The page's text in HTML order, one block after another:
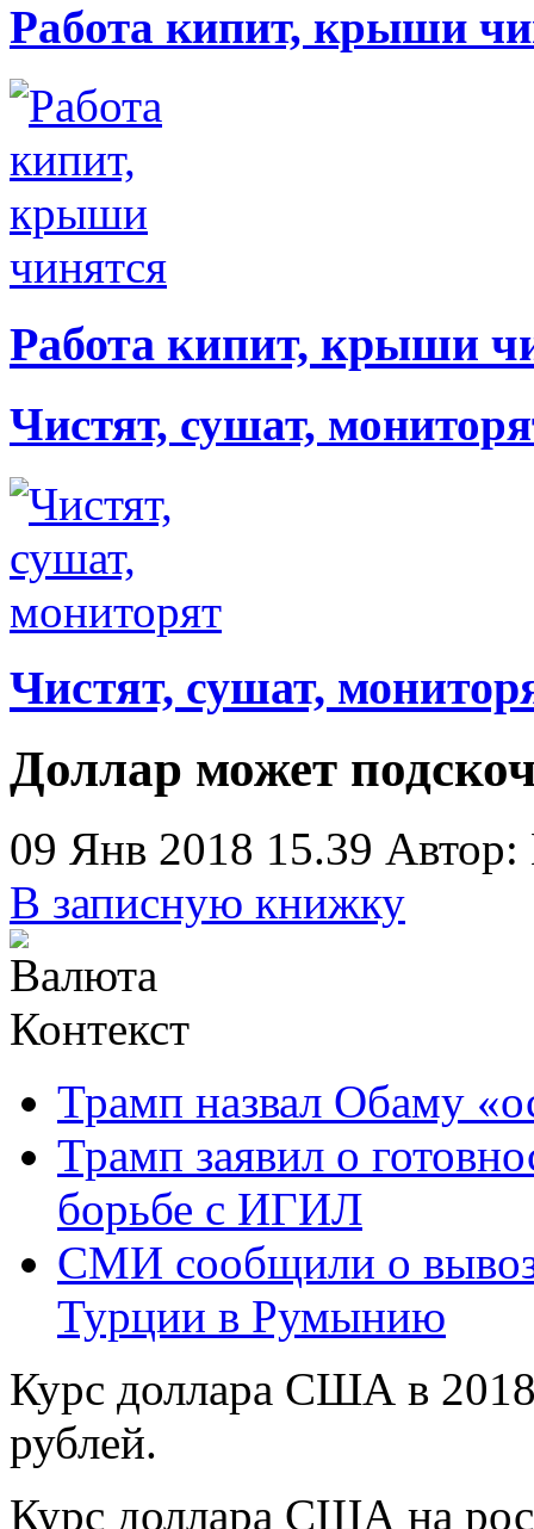
Работа кипит, крыши
Работа кипит, крыши
Чистят, сушат,
Чистят, сушат,
Доллар может
09 Янв 2018 15.39 Автор:
В записную книжку
Контекст
Трамп назвал Обаму
Трамп заявил о
борьбе с ИГИЛ
СМИ сообщили о
Турции в Румынию
Курс доллара США в
рублей.
Курс доллара США на